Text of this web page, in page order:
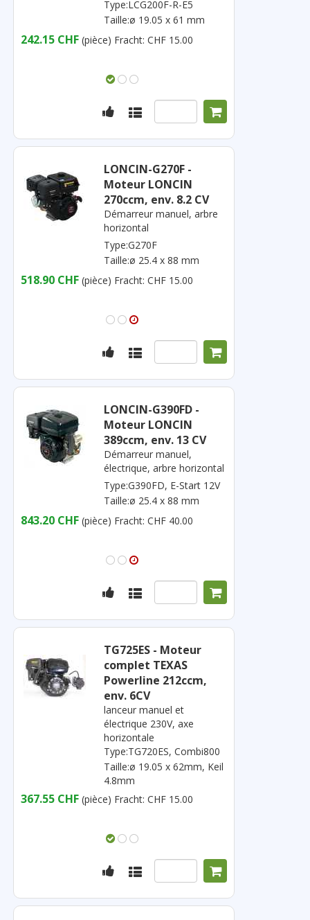
Type:LCG200F-R-E5
Taille:ø 19.05 x 61 mm
242.15 CHF (pièce) Fracht: CHF 15.00
LONCIN-G270F -
Moteur LONCIN
270ccm, env. 8.2 CV
Démarreur manuel, arbre
horizontal
Type:G270F
Taille:ø 25.4 x 88 mm
518.90 CHF (pièce) Fracht: CHF 15.00
LONCIN-G390FD -
Moteur LONCIN
389ccm, env. 13 CV
Démarreur manuel,
électrique, arbre horizontal
Type:G390FD, E-Start 12V
Taille:ø 25.4 x 88 mm
843.20 CHF (pièce) Fracht: CHF 40.00
TG725ES - Moteur
complet TEXAS
Powerline 212ccm,
env. 6CV
lanceur manuel et
électrique 230V, axe
horizontale
Type:TG720ES, Combi800
Taille:ø 19.05 x 62mm, Keil
4.8mm
367.55 CHF (pièce) Fracht: CHF 15.00